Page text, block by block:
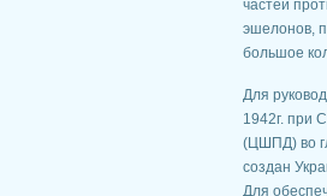
частей
эшелонов,
большое
Для
1942г. при
(ЦШПД) во
соз­дан
Для